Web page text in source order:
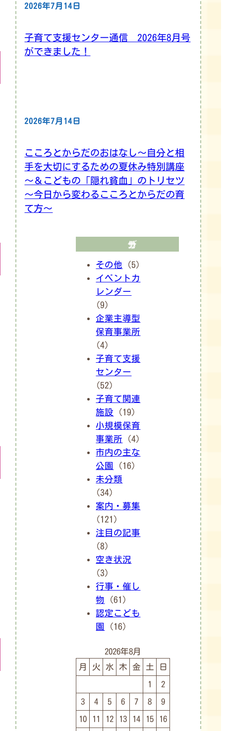
2026年7月14日
子育て支援センター通信 2026年8月号
ができました！
2026年7月14日
こころとからだのおはなし～自分と相
手を大切にするための夏休み特別講座
～＆こどもの「隠れ貧血」のトリセツ
～今日から変わるこころとからだの育
て方～
カテゴリー
その他 (5)
イベントカ
レンダー
(9)
企業主導型
保育事業所
(4)
子育て支援
センター
(52)
子育て関連
施設 (19)
小規模保育
事業所 (4)
市内の主な
公園
(16)
未分類
(34)
案内・募集
(121)
注目の記事
(8)
空き状況
(3)
行事・催し
物 (61)
認定こども
園
(16)
2026年8月
月
火 水 木 金 土 日
1 2
3 4 5 6 7 8 9
10 11 12 13 14 15 16